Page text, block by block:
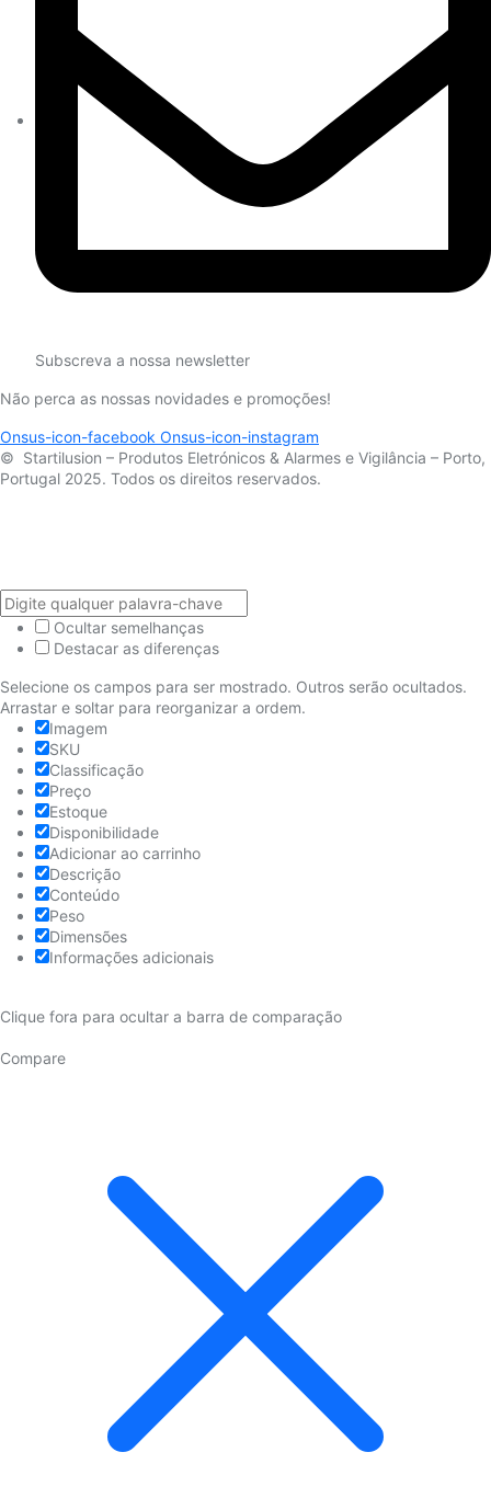
Subscreva a nossa newsletter
Não perca as nossas novidades e promoções!
Onsus-icon-facebook Onsus-icon-instagram
© Startilusion – Produtos Eletrónicos & Alarmes e Vigilância – Porto,
Portugal 2025. Todos os direitos reservados.
Ocultar semelhanças
Destacar as diferenças
Selecione os campos para ser mostrado. Outros serão ocultados.
Arrastar e soltar para reorganizar a ordem.
Imagem
SKU
Classificação
Preço
Estoque
Disponibilidade
Adicionar ao carrinho
Descrição
Conteúdo
Peso
Dimensões
Informações adicionais
Clique fora para ocultar a barra de comparação
Compare